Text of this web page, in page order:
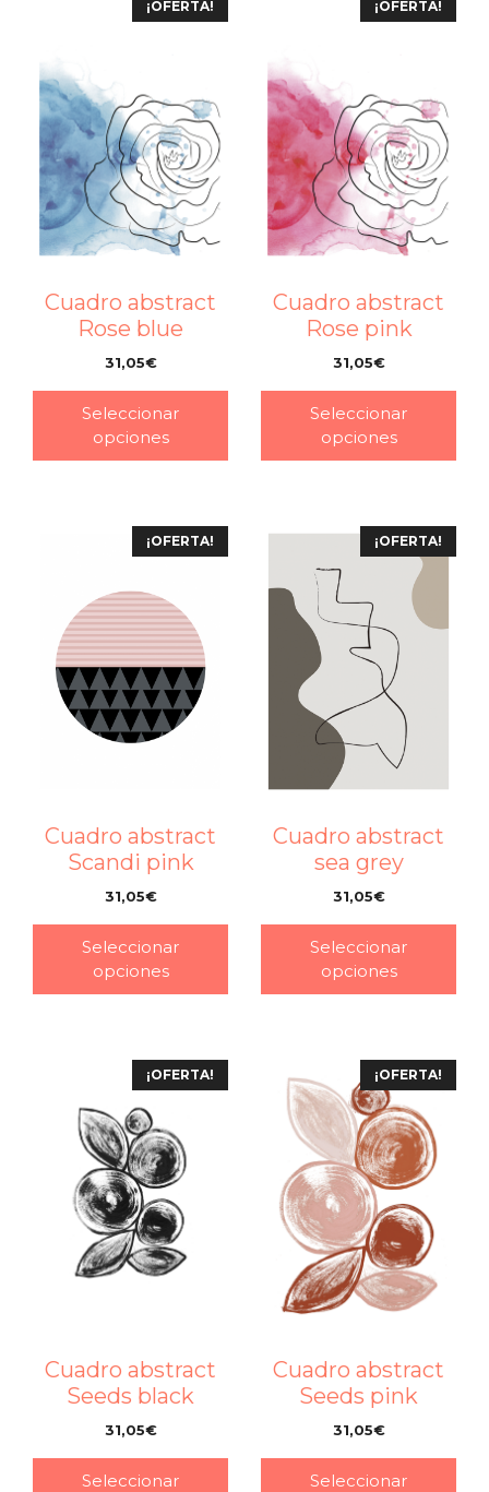
¡OFERTA!
Cuadro abstract
Rose blue
31,05€
Seleccionar
opciones
¡OFERTA!
Cuadro abstract
Rose pink
31,05€
Seleccionar
opciones
¡OFERTA!
Cuadro abstract
Scandi pink
31,05€
Seleccionar
opciones
¡OFERTA!
Cuadro abstract
sea grey
31,05€
Seleccionar
opciones
¡OFERTA!
Cuadro abstract
Seeds black
31,05€
Seleccionar
¡OFERTA!
Cuadro abstract
Seeds pink
31,05€
Seleccionar